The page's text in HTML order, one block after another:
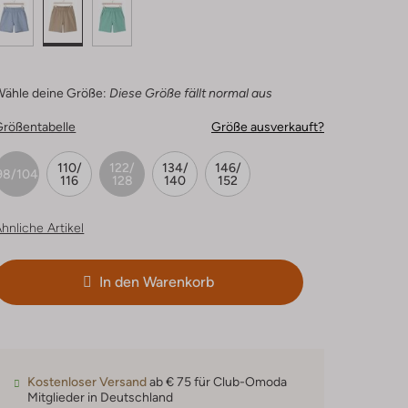
deine Größe: Diese Größe fällt normal aus
Größe ausverkauft?
104
110/
116
122/
128
134/
140
146/
152
Artikel
In den Warenkorb
Kostenloser Versandab € 75 für Club-Omoda
Mitglieder in Deutschland